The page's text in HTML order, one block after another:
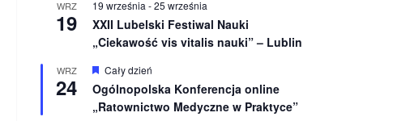
WRZ
19
19 września -25 września
XXII Lubelski Festiwal Nauki
„Ciekawość vis vitalis nauki” – Lublin
WRZ
24
W
r
ó
Cały dzień
Ogólnopolska Konferencja online
„Ratownictwo Medyczne w Praktyce”